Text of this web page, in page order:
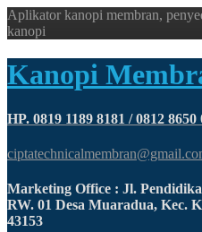
Aplikator kanopi membran,
kanopi
Kanopi
HP. 0819 1189 8181 / 0812 8650
Marketing Office : Jl.
RW. 01 Desa Muaradua, Kec.
43153